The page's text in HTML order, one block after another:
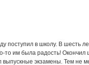
поступил в школу. В шесть
им была радость! Окончил
экзамены. Тем не